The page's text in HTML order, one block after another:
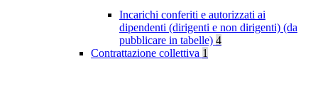
Incarichi conferiti e autorizzati ai
dipendenti (dirigenti e non dirigenti) (da
pubblicare in tabelle) 4
Contrattazione collettiva 1